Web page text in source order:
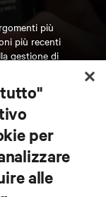
più
più recenti
gestione di
per
alle